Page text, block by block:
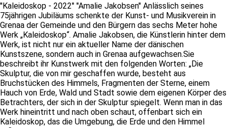
''Kaleidoskop - 2022'' ''Amalie Jakobsen'' Anlässlich seines
75jährigen Jubiläums schenkte der Kunst- und Musikverein in
Grenaa der Gemeinde und den Bürgern das sechs Meter hohe
Werk „Kaleidoskop“. Amalie Jakobsen, die Künstlerin hinter dem
Werk, ist nicht nur ein aktueller Name der dänischen
Kunstszene, sondern auch in Grenaa aufgewachsen.Sie
beschreibt ihr Kunstwerk mit den folgenden Worten: „Die
Skulptur, die von mir geschaffen wurde, besteht aus
Bruchstücken des Himmels, Fragmenten der Sterne, einem
Hauch von Erde, Wald und Stadt sowie dem eigenen Körper des
Betrachters, der sich in der Skulptur spiegelt. Wenn man in das
Werk hineintritt und nach oben schaut, offenbart sich ein
Kaleidoskop, das die Umgebung, die Erde und den Himmel